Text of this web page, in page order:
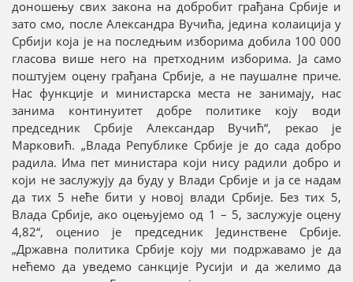
доношењу свих закона на добробит грађана Србије и
зато смо, после Александра Вучића, једина колаиција у
Србији која је на последњим изборима добила 100 000
гласова више него на претходним изборима. Ја само
поштујем оцену грађана Србије, а не паушалне приче.
Нас функције и министарска места не занимају, нас
занима континуитет добре политике коју води
председник Србије Александар Вучић“, рекао је
Марковић. „Влада Републике Србије је до сада добро
радила. Има пет министара који нису радили добро и
који не заслужују да буду у Влади Србије и ја се надам
да тих 5 неће бити у новој влади Србије. Без тих 5,
Влада Србије, ако оцењујемо од 1 – 5, заслужује оцену
4,82“, оценио је председник Јединствене Србије.
„Државна политика Србије коју ми подржавамо је да
нећемо да уведемо санкције Русији и да желимо да